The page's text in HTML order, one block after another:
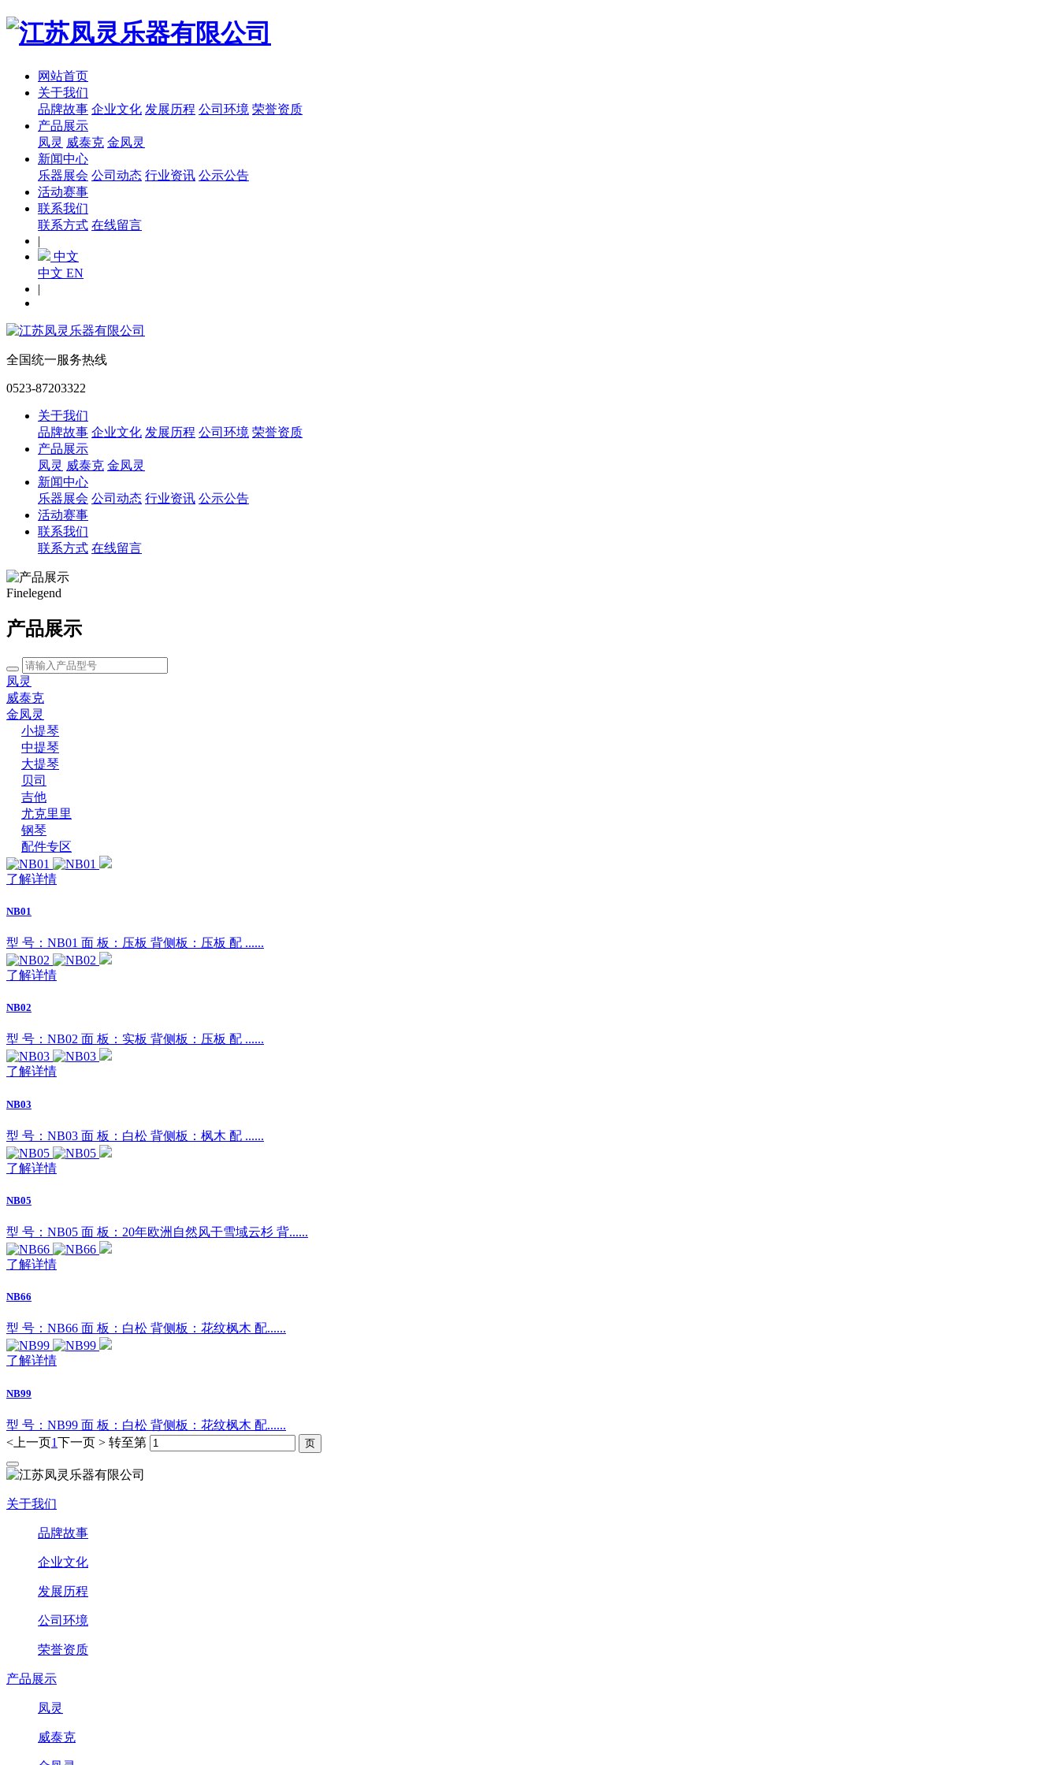
网站首页
关于我们
品牌故事 企业文化 发展历程 公司环境 荣誉资质
产品展示
凤灵 威泰克 金凤灵
新闻中心
乐器展会 公司动态 行业资讯 公示公告
活动赛事
联系我们
联系方式 在线留言
|
中文
中文 EN
|
全国统一服务热线
0523-87203322
关于我们
品牌故事 企业文化 发展历程 公司环境 荣誉资质
产品展示
凤灵 威泰克 金凤灵
新闻中心
乐器展会 公司动态 行业资讯 公示公告
活动赛事
联系我们
联系方式 在线留言
Finelegend
产品展示
凤灵
威泰克
金凤灵
小提琴
中提琴
大提琴
贝司
吉他
尤克里里
钢琴
配件专区
了解详情
NB01
型 号：NB01 面 板：压板 背侧板：压板 配 ......
了解详情
NB02
型 号：NB02 面 板：实板 背侧板：压板 配 ......
了解详情
NB03
型 号：NB03 面 板：白松 背侧板：枫木 配 ......
了解详情
NB05
型 号：NB05 面 板：20年欧洲自然风干雪域云杉 背......
了解详情
NB66
型 号：NB66 面 板：白松 背侧板：花纹枫木 配......
了解详情
NB99
型 号：NB99 面 板：白松 背侧板：花纹枫木 配......
<上一页1下一页 > 转至第
关于我们
品牌故事
企业文化
发展历程
公司环境
荣誉资质
产品展示
凤灵
威泰克